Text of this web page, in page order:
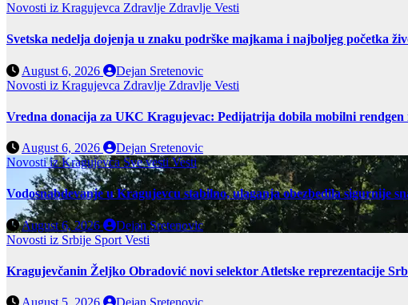
Novosti iz Kragujevca Zdravlje Zdravlje Vesti
Svetska nedelja dojenja u znaku podrške majkama i najboljeg početka
August 6, 2026
Dejan Sretenovic
Novosti iz Kragujevca Zdravlje Zdravlje Vesti
Vredna donacija za UKC Kragujevac: Pedijatrija dobila mobilni
August 6, 2026
Dejan Sretenovic
Novosti iz KragujevcaSve vestiVesti
Vodosnabdevanje u Kragujevcu stabilno, ulaganja obezbedila sigurnije
August 6, 2026
Dejan Sretenovic
Novosti iz Srbije Sport Vesti
Kragujevčanin Željko Obradović novi selektor Atletske reprezentacije